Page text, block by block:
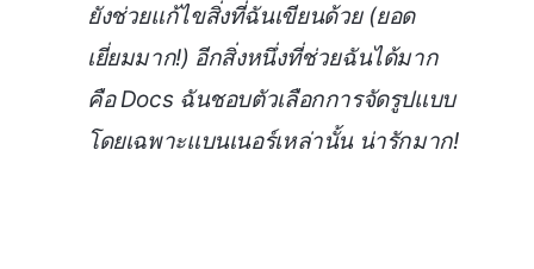
ยังช่วยแก้ไขสิ่งที่ฉันเขียนด้วย (ยอด
เยี่ยมมาก!) อีกสิ่งหนึ่งที่ช่วยฉันได้มาก
คือ Docs ฉันชอบตัวเลือกการจัดรูปแบบ
โดยเฉพาะแบนเนอร์เหล่านั้น น่ารักมาก!